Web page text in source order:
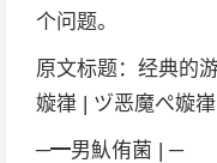
个问题。
原文标题：经典的
嫙嵂 | ヅ恶魔ぺ嫙嵂
─━男魜侑菌 | ─